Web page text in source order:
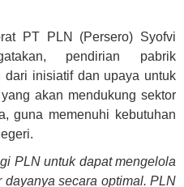
PT PLN (Persero) Syofvi
pendirian pabrik
inisiatif dan upaya untuk
akan mendukung sektor
guna memenuhi kebutuhan
PLN untuk dapat mengelola
secara optimal. PLN